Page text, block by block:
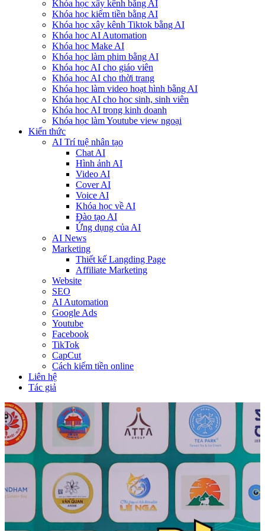
Khóa học xây kênh bằng AI
Khóa học kiếm tiền bằng AI
Khóa học xây kênh Tiktok bằng AI
Khóa học AI Automation
Khóa học Make AI
Khóa học làm phim bằng AI
Khóa học AI cho giáo viên
Khóa học AI cho thời trang
Khóa học làm video hoạt hình bằng AI
Khóa học AI cho học sinh, sinh viên
Khóa hoc AI trong kinh doanh
Khóa học làm Youtube view ngoại
Kiến thức
AI Trí tuệ nhân tạo
Chat AI
Hình ảnh AI
Video AI
Cover AI
Voice AI
Khóa học về AI
Đào tạo AI
Ứng dụng của AI
AI News
Marketing
Thiết kế Langding Page
Affiliate Marketing
Website
SEO
AI Automation
Google Ads
Youtube
Facebook
TikTok
CapCut
Cách kiếm tiền online
Liên hệ
Tác giả